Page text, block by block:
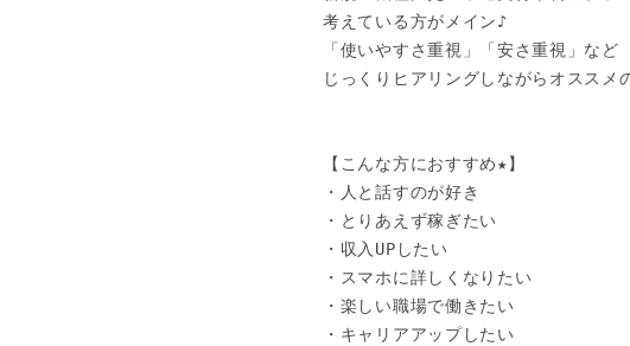
考えている方がメイン♪
「使いやすさ重視」「安さ重視」など
じっくりヒアリングしながらオススメ
【こんな方におすすめ★】
・人と話すのが好き
・とりあえず稼ぎたい
・収入UPしたい
・スマホに詳しくなりたい
・楽しい職場で働きたい
・キャリアアップしたい